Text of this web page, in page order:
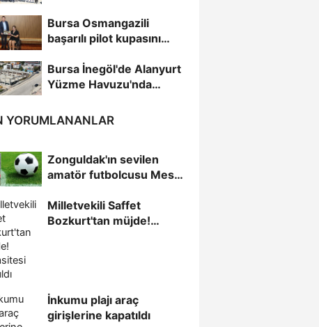
Bursa Osmangazili
başarılı pilot kupasını
Bursa İnegöl'de Alanyurt
Yüzme Havuzu'nda
YORUMLANANLAR
Zonguldak'ın sevilen
amatör futbolcusu Mesut
Milletvekili Saffet
Bozkurt'tan müjde!
İnkumu plajı araç
girişlerine kapatıldı